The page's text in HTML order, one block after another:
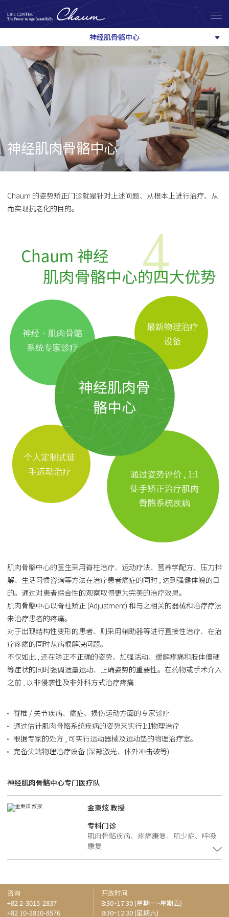
神经肌骨骼中心
神经肌肉骨骼中心
Chaum 的姿势矫正门诊就是针对上述问题、从根本上进行治疗、从
而实现抗老化的目的。
肌肉骨骼中心的医生采用脊柱治疗、运动疗法、营养学配方、压力排
解、生活习惯咨询等方法在治疗患者痛症的同时 , 达到强健体魄的目
的。通过对患者综合性的观察取得更为完美的治疗效果。
肌肉骨骼中心以脊柱矫正 (Adjustment) 和与之相关的器械和治疗疗法
来治疗患者的疼痛。
对于出现结构性变形的患者、则采用辅助器等进行直接性治疗、在治
疗疼痛的同时从病根解决问题。
不仅如此 , 还在矫正不正确的姿势、加强活动、缓解疼痛和肢体僵硬
等症状的同时强调适量运动、正确姿势的重要性。在药物或手术介入
之前 , 以非侵袭性及非外科方式治疗疼痛
脊椎 / 关节疾病、痛症、损伤运动方面的专家诊疗
通过估计肌肉骨骼系统疾病的姿势来实行1:1物理治疗
根据专家的处方 , 可实行运动器械及运动垫的物理治疗室。
完备尖端物理治疗设备 (深部激光、体外冲击破等)
神经肌肉骨骼中心专门医疗队
金東炫 教授
专科门诊
肌肉骨骼疾病、疼痛康复、肌少症、呼吸
康复
咨询
+82 2-3015-2837
+82 10-2810-8576
开放时间
8:30~17:30 (星期一~星期五)
8:30~12:30 (星期六)